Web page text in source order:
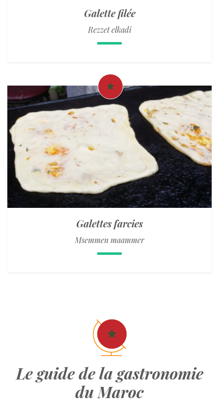
Galette filée
Rezzet elkadi
Galettes farcies
Msemmen maammer
Le guide de la gastronomie
du Maroc